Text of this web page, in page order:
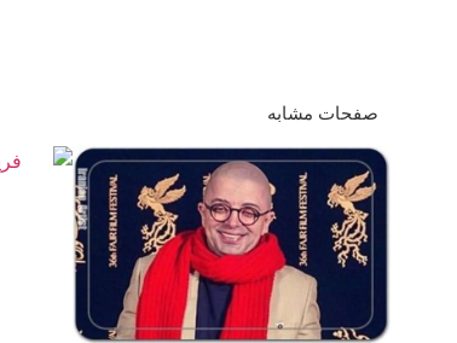
صفحات مشابه